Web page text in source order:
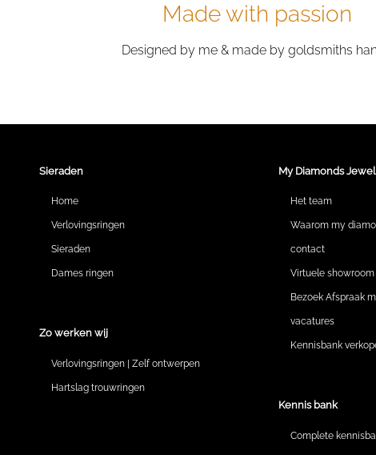
Made with passion
Designed by me & made by goldsmiths
Sieraden
Home
Verlovingsringen
Sieraden
Dames ringen
Zo werken wij
Verlovingsringen | Zelf ontwerpen
Hartslag trouwringen
My Diamonds
Het team
Waarom my
contact
Virtuele showroom
Bezoek Afspraak
vacatures
Kennisbank
Kennis bank
Complete